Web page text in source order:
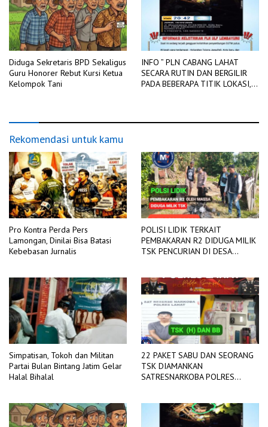
Diduga Sekretaris BPD Sekaligus
Guru Honorer Rebut Kursi Ketua
Kelompok Tani
INFO ” PLN CABANG LAHAT
SECARA RUTIN DAN BERGILIR
PADA BEBERAPA TITIK LOKASI,
Rekomendasi untuk kamu
Pro Kontra Perda Pers
Lamongan, Dinilai Bisa Batasi
Kebebasan Jurnalis
POLISI LIDIK TERKAIT
PEMBAKARAN R2 DIDUGA MILIK
TSK PENCURIAN DI DESA
Simpatisan, Tokoh dan Militan
Partai Bulan Bintang Jatim Gelar
Halal Bihalal
22 PAKET SABU DAN SEORANG
TSK DIAMANKAN
SATRESNARKOBA POLRES